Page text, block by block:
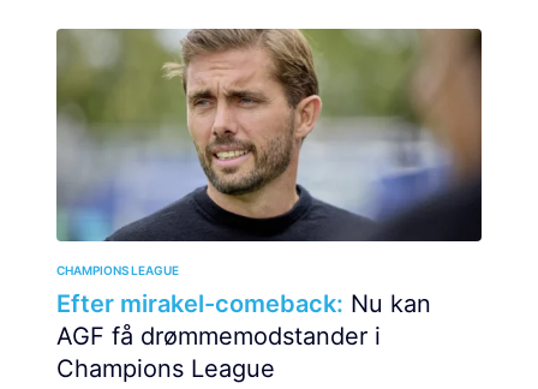
CHAMPIONS LEAGUE
Efter mirakel-comeback: Nu kan
AGF få drømmemodstander i
Champions League